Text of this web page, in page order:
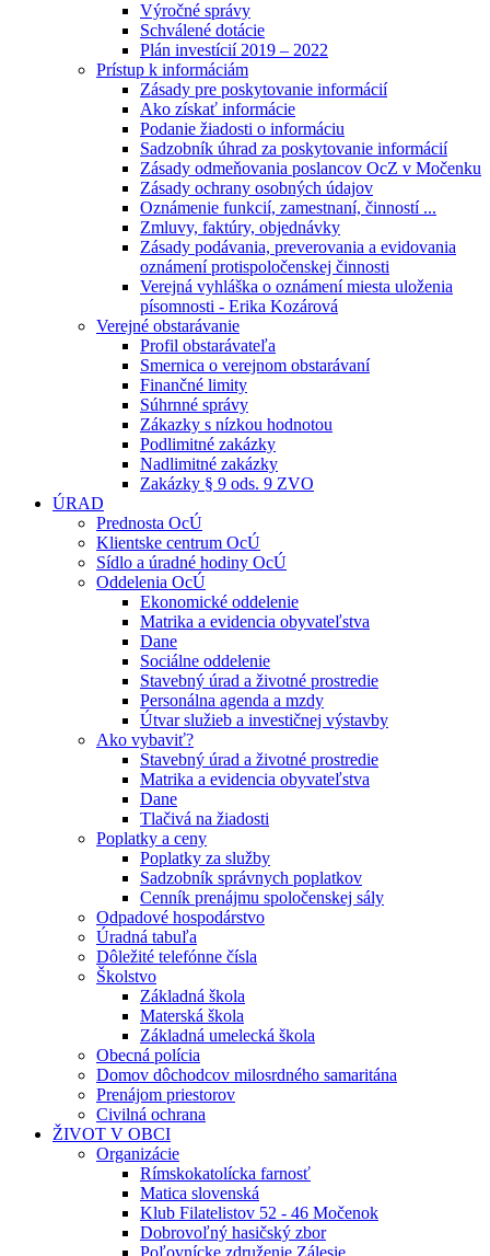
Výročné správy
Schválené dotácie
Plán investícií 2019 – 2022
Prístup k informáciám
Zásady pre poskytovanie informácií
Ako získať informácie
Podanie žiadosti o informáciu
Sadzobník úhrad za poskytovanie informácií
Zásady odmeňovania poslancov OcZ v Močenku
Zásady ochrany osobných údajov
Oznámenie funkcií, zamestnaní, činností ...
Zmluvy, faktúry, objednávky
Zásady podávania, preverovania a evidovania
oznámení protispoločenskej činnosti
Verejná vyhláška o oznámení miesta uloženia
písomnosti - Erika Kozárová
Verejné obstarávanie
Profil obstarávateľa
Smernica o verejnom obstarávaní
Finančné limity
Súhrnné správy
Zákazky s nízkou hodnotou
Podlimitné zakázky
Nadlimitné zakázky
Zakázky § 9 ods. 9 ZVO
ÚRAD
Prednosta OcÚ
Klientske centrum OcÚ
Sídlo a úradné hodiny OcÚ
Oddelenia OcÚ
Ekonomické oddelenie
Matrika a evidencia obyvateľstva
Dane
Sociálne oddelenie
Stavebný úrad a životné prostredie
Personálna agenda a mzdy
Útvar služieb a investičnej výstavby
Ako vybaviť?
Stavebný úrad a životné prostredie
Matrika a evidencia obyvateľstva
Dane
Tlačivá na žiadosti
Poplatky a ceny
Poplatky za služby
Sadzobník správnych poplatkov
Cenník prenájmu spoločenskej sály
Odpadové hospodárstvo
Úradná tabuľa
Dôležité telefónne čísla
Školstvo
Základná škola
Materská škola
Základná umelecká škola
Obecná polícia
Domov dôchodcov milosrdného samaritána
Prenájom priestorov
Civilná ochrana
ŽIVOT V OBCI
Organizácie
Rímskokatolícka farnosť
Matica slovenská
Klub Filatelistov 52 - 46 Močenok
Dobrovoľný hasičský zbor
Poľovnícke združenie Zálesie